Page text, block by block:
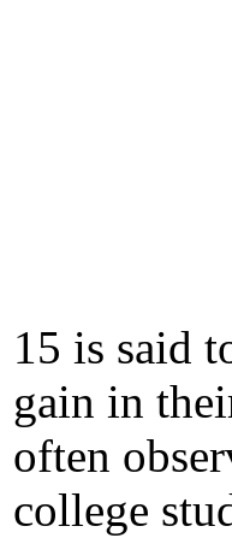
15 is said
gain in
often
college